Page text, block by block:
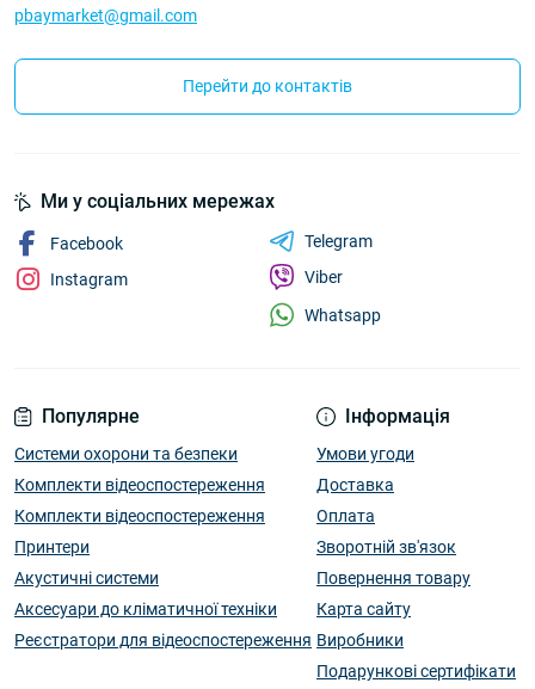
pbaymarket@gmail.com
Перейти до контактів
Популярне
Системи охорони та безпеки
Комплекти відеоспостереження
Комплекти відеоспостереження
Принтери
Акустичні системи
Аксесуари до кліматичної техніки
Реєстратори для відеоспостереження
Інформація
Умови угоди
Доставка
Оплата
Зворотній зв'язок
Повернення товару
Карта сайту
Виробники
Подарункові сертифікати
Ми у соціальних мережах
Facebook
Instagram
Telegram
Viber
Whatsapp